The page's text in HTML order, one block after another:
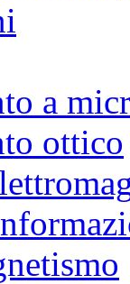
a
ottico